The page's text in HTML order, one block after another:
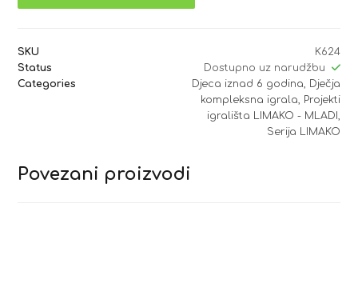
SKU
K624
Status
Dostupno uz narudžbu
Categories
Djeca iznad 6 godina, Dječja
kompleksna igrala, Projekti
igrališta LIMAKO - MLADI ,
Serija LIMAKO
Povezani proizvodi